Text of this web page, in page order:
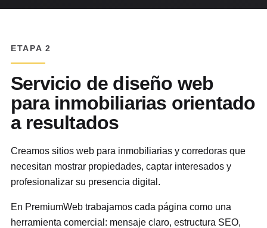
ETAPA 2
Servicio de diseño web
para inmobiliarias orientado
a resultados
Creamos sitios web para inmobiliarias y corredoras que
necesitan mostrar propiedades, captar interesados y
profesionalizar su presencia digital.
En PremiumWeb trabajamos cada página como una
herramienta comercial: mensaje claro, estructura SEO,